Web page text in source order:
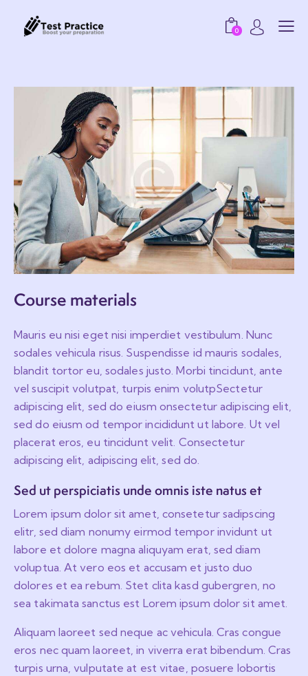
0
Course materials
Mauris eu nisi eget nisi imperdiet vestibulum. Nunc
sodales vehicula risus. Suspendisse id mauris sodales,
blandit tortor eu, sodales justo. Morbi tincidunt, ante
vel suscipit volutpat, turpis enim volutpSectetur
adipiscing elit, sed do eiusm onsectetur adipiscing elit,
sed do eiusm od tempor incididunt ut labore. Ut vel
placerat eros, eu tincidunt velit. Consectetur
adipiscing elit, adipiscing elit, sed do.
Sed ut perspiciatis unde omnis iste natus et
Lorem ipsum dolor sit amet, consetetur sadipscing
elitr, sed diam nonumy eirmod tempor invidunt ut
labore et dolore magna aliquyam erat, sed diam
voluptua. At vero eos et accusam et justo duo
dolores et ea rebum. Stet clita kasd gubergren, no
sea takimata sanctus est Lorem ipsum dolor sit amet.
Aliquam laoreet sed neque ac vehicula. Cras congue
eros nec quam laoreet, in viverra erat bibendum. Cras
turpis urna, vulputate at est vitae, posuere lobortis